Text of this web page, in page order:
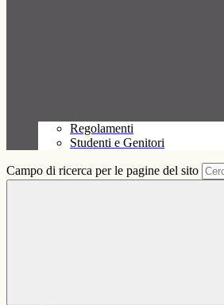
Regolamenti
Studenti e Genitori
Campo di ricerca per le pagine del sito